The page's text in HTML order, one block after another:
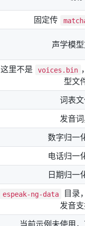
固定传
声学模
这里不是 voices.bin
型文
词表
发音
数字归一
电话归一
日期归一
espeak-ng-data
目录
发音